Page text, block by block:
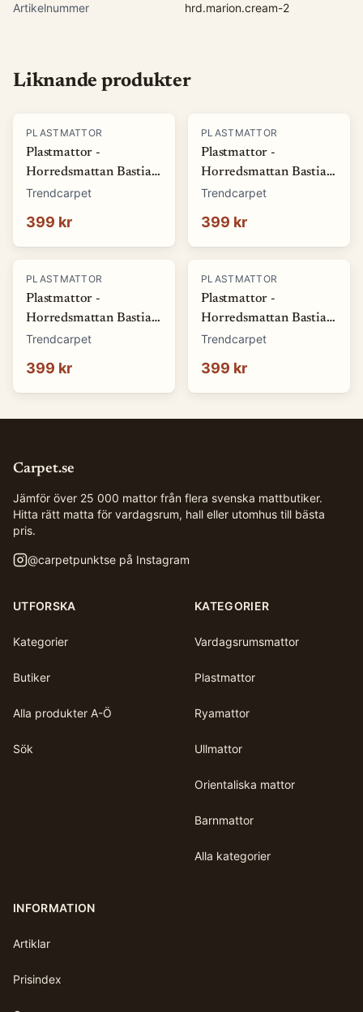
Artikelnummer
hrd.marion.cream-2
Liknande produkter
PLASTMATTOR
Plastmattor -
Horredsmattan Bastian
(grön) (Storlek: 70 x 50
Trendcarpet
399 kr
PLASTMATTOR
Plastmattor -
Horredsmattan Bastian
(röd) (Storlek: 70 x 50
Trendcarpet
399 kr
PLASTMATTOR
Plastmattor -
Horredsmattan Bastian
(blå) (Storlek: 70 x 50
Trendcarpet
399 kr
PLASTMATTOR
Plastmattor -
Horredsmattan Bastian
(brun) (Storlek: 70 x 50
Trendcarpet
399 kr
Carpet.se
Jämför över 25 000 mattor från flera svenska mattbutiker.
Hitta rätt matta för vardagsrum, hall eller utomhus till bästa
pris.
@carpetpunktse på Instagram
UTFORSKA
Kategorier
Butiker
Alla produkter A-Ö
Sök
KATEGORIER
Vardagsrumsmattor
Plastmattor
Ryamattor
Ullmattor
Orientaliska mattor
Barnmattor
Alla kategorier
INFORMATION
Artiklar
Prisindex